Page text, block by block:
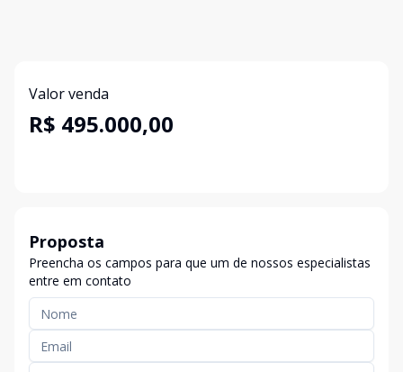
Valor venda
R$ 495.000,00
Proposta
Preencha os campos para que um de nossos especialistas
entre em contato